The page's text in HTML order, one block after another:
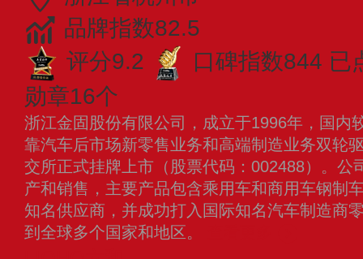
品牌指数82.5
评分9.2
口碑指数844 已
勋章16个
浙江金固股份有限公司，成立于1996年，国内
靠汽车后市场新零售业务和高端制造业务双轮
交所正式挂牌上市（股票代码：002488）。公
产和销售，主要产品包含乘用车和商用车钢制
知名供应商，并成功打入国际知名汽车制造商
到全球多个国家和地区。